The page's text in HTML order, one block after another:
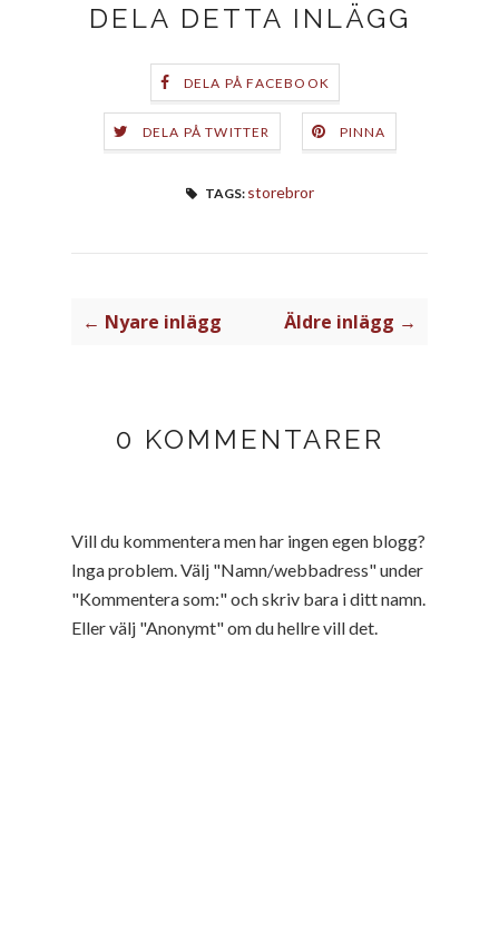
DELA DETTA INLÄGG
DELA PÅ FACEBOOK
DELA PÅ TWITTER PINNA
TAGS: storebror
← Nyare inlägg Äldre inlägg →
0 KOMMENTARER
Vill du kommentera men har ingen egen blogg?
Inga problem. Välj "Namn/webbadress" under
"Kommentera som:" och skriv bara i ditt namn.
Eller välj "Anonymt" om du hellre vill det.